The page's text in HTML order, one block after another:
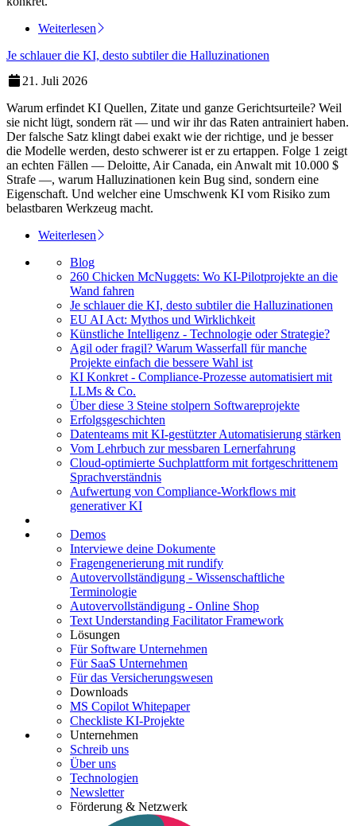
Weiterlesen
Je schlauer die KI, desto subtiler die Halluzinationen
21. Juli 2026
Warum erfindet KI Quellen, Zitate und ganze Gerichtsurteile? Weil
sie nicht lügt, sondern rät — und wir ihr das Raten antrainiert haben.
Der falsche Satz klingt dabei exakt wie der richtige, und je besser
die Modelle werden, desto schwerer ist er zu ertappen. Folge 1 zeigt
an echten Fällen — Deloitte, Air Canada, ein Anwalt mit 10.000 $
Strafe —, warum Halluzinationen kein Bug sind, sondern eine
Eigenschaft. Und welcher eine Umschwenk KI vom Risiko zum
belastbaren Werkzeug macht.
Weiterlesen
Blog
260 Chicken McNuggets: Wo KI-Pilotprojekte an die
Wand fahren
Je schlauer die KI, desto subtiler die Halluzinationen
EU AI Act: Mythos und Wirklichkeit
Künstliche Intelligenz - Technologie oder Strategie?
Agil oder fragil? Warum Wasserfall für manche
Projekte einfach die bessere Wahl ist
KI Konkret - Compliance-Prozesse automatisiert mit
LLMs & Co.
Über diese 3 Steine stolpern Softwareprojekte
Erfolgsgeschichten
Datenteams mit KI-gestützter Automatisierung stärken
Vom Lehrbuch zur messbaren Lernerfahrung
Cloud-optimierte Suchplattform mit fortgeschrittenem
Sprachverständnis
Aufwertung von Compliance-Workflows mit
generativer KI
Demos
Interviewe deine Dokumente
Fragengenerierung mit rundify
Autovervollständigung - Wissenschaftliche
Terminologie
Autovervoll­ständigung - Online Shop
Text Understanding Facilitator Framework
Lösungen
Für Software Unternehmen
Für SaaS Unternehmen
Für das Versicherungswesen
Downloads
MS Copilot Whitepaper
Checkliste KI-Projekte
Unternehmen
Schreib uns
Über uns
Technologien
Newsletter
Förderung & Netzwerk